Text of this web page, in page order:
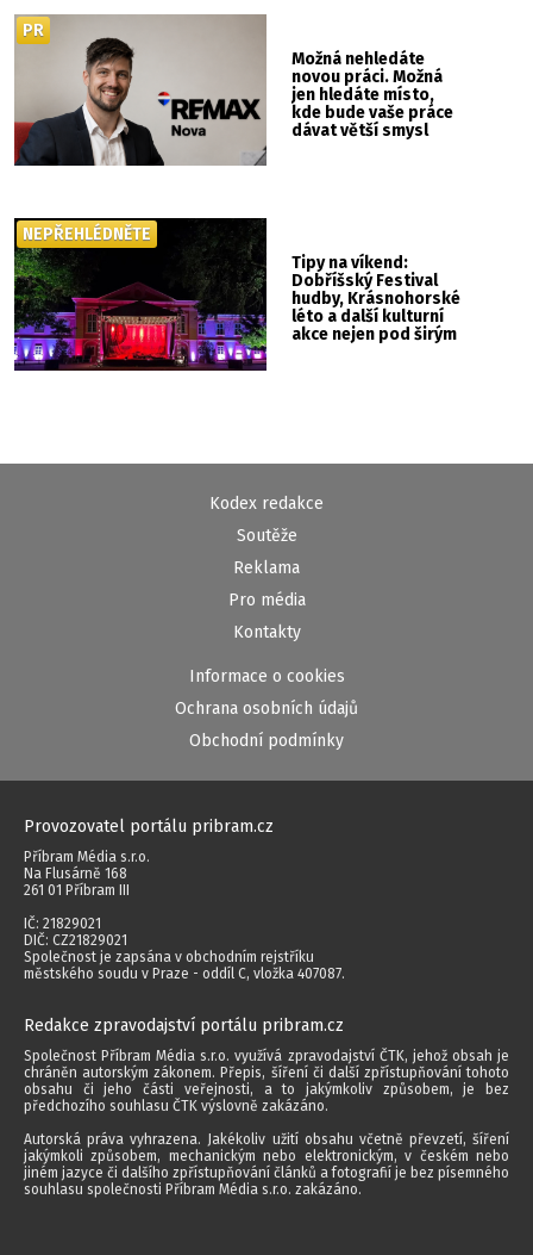
Možná nehledáte
novou práci. Možná
jen hledáte místo,
kde bude vaše práce
dávat větší smysl
PR
Tipy na víkend:
Dobříšský Festival
hudby, Krásnohorské
léto a další kulturní
akce nejen pod širým
NEPŘEHLÉDNĚTE
Kodex redakce
Soutěže
Reklama
Pro média
Kontakty
Informace o cookies
Ochrana osobních údajů
Obchodní podmínky
Provozovatel portálu pribram.cz
Příbram Média s.r.o.
Na Flusárně 168
261 01 Příbram III
IČ: 21829021
DIČ: CZ21829021
Společnost je zapsána v obchodním rejstříku
městského soudu v Praze - oddíl C, vložka 407087.
Redakce zpravodajství portálu pribram.cz
Společnost Příbram Média s.r.o. využívá zpravodajství ČTK, jehož obsah je
chráněn autorským zákonem. Přepis, šíření či další zpřístupňování tohoto
obsahu či jeho části veřejnosti, a to jakýmkoliv způsobem, je bez
předchozího souhlasu ČTK výslovně zakázáno.
Autorská práva vyhrazena. Jakékoliv užití obsahu včetně převzetí, šíření
jakýmkoli způsobem, mechanickým nebo elektronickým, v českém nebo
jiném jazyce či dalšího zpřístupňování článků a fotografií je bez písemného
souhlasu společnosti Příbram Média s.r.o. zakázáno.